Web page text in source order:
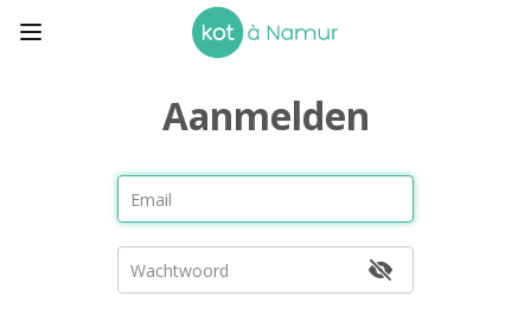
Aanmelden